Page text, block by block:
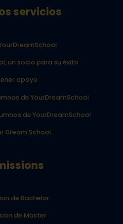
servicios
un socio para su éxito
apoyo
de YourDreamSchool
de YourDreamSchool
Dream School
de Bachelor
de Master